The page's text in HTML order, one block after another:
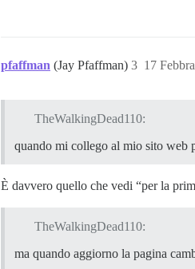
      </li>
</ol>
<!--
<ul id="navigation-bar"
-->
pfaffman (Jay Pfaffman) 17
3
TheWalkingDead110:
quando mi collego al mio sito web
È davvero quello che vedi “per la
TheWalkingDead110:
ma quando aggiorno la pagina